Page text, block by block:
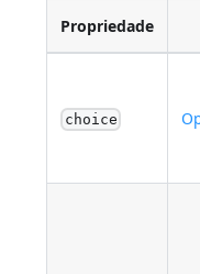
Propriedade
choice